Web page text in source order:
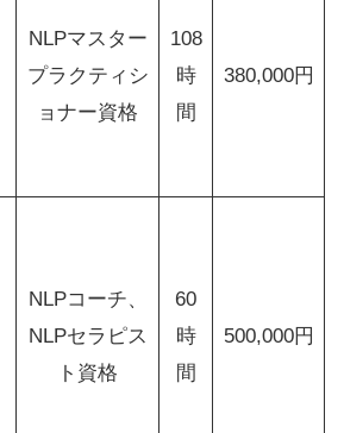
NLPマスター
プラクティシ
ョナー資格
108
時
間
380,000円
NLPコーチ、
NLPセラピス
ト資格
60
時
間
500,000円